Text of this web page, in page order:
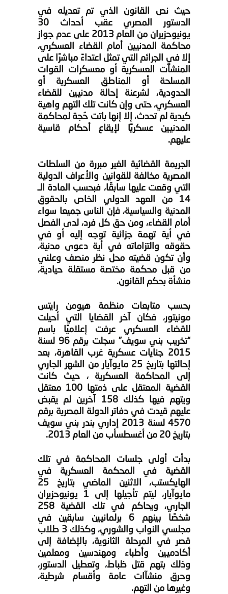
حيث نص القانون الذي تم تعديله في
الدستور المصري عقب أحداث 30
يونيوحزيران من العام 2013 على عدم جواز
محاكمة المدنيين أمام القضاء العسكري،
إلا في الجرائم التي تمثل اعتداءً مباشرًا على
المنشآت العسكرية أو معسكرات القوات
المسلحة أو المناطق العسكرية أو
الحدودية، لشرعنة إحالة مدنيين للقضاء
العسكري، حتى وإن كانت تلك التهم واهية
كيدية لم تحدث، إلا إنها باتت حُجة لمحاكمة
المدنيين عسكريًا لإيقاع أحكام قاسية
عليهم.
الجريمة القضائية الغير مبررة من السلطات
المصرية مخالفة للقوانين والأعراف الدولية
التي وقعت عليها سابقًا، فبحسب المادة الـ
14 من العهد الدولي الخاص بالحقوق
المدنية والسياسية، فإن الناس جميعا سواء
أمام القضاء، ومن حق كل فرد، لدى الفصل
في أية تهمة جزائية توجه إليه أو في
حقوقه والتزاماته في أية دعوى مدنية،
وأن تكون قضيته محل نظر منصف وعلني
من قبل محكمة مختصة مستقلة حيادية،
منشأة بحكم القانون.
بحسب متابعات منظمة هيومن رايتس
مونيتور، فكان آخر القضايا التي أحيلت
للقضاء العسكري عرفت إعلاميًا باسم
“تخريب بني سويف” سجلت برقم 96 لسنة
2015 جنايات عسكرية غرب القاهرة، بعد
إحالتها بتاريخ 25 مايوآيار من الشهر الجاري
إلى المحاكمة العسكرية ، حيث كانت
القضية المعتقل على ذمتها 100 معتقل
ويتهم فيها كذلك 158 آخرين لم يقبض
عليهم قيدت في دفاتر الدولة المصرية برقم
4570 لسنة 2013 إداري بندر بني سويف
بتاريخ 20 من أغسطسأب من العام 2013.
بدأت أولى جلسات المحاكمة في تلك
القضية في المحكمة العسكرية في
الهايكستب، الاثنين الماضي بتاريخ 25
مايوآيار، ليتم تأجيلها إلى 1 يونيوحزيران
الجاري، ويحاكم في تلك القضية 258
شخصًا بينهم 6 برلمانيين سابقين في
مجلسي النواب والشوري، وكذلك 3 طلاب
قصر في المرحلة الثانوية، بالإضافة إلى
أكادميين وأطباء ومهندسين ومعلمين
وذلك بتهم قتل ظباط، وتعطيل الدستور،
وحرق منشآات عامة وأقسام شرطية،
وغيرها من التهم.